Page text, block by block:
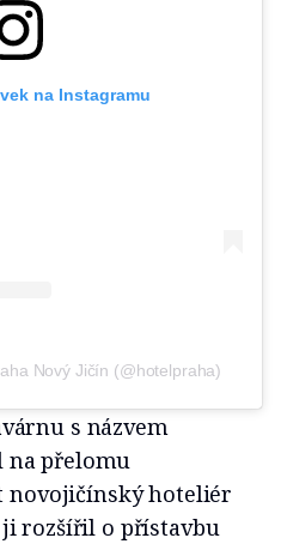
na Instagramu
Nový Jičín (@hotelpraha)
s názvem
na přelomu
novojičínský hoteliér
rozšířil o přístavbu